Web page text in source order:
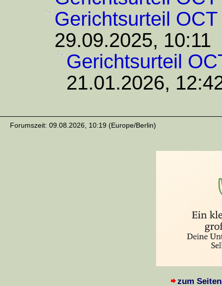
Gerichtsurteil OCT
29.09.2025, 10:11
Gerichtsurteil
21.01.2026,
Forumszeit: 09.08.2026, 10:19 (Europe/Berlin)
zum